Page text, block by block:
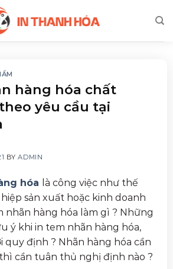
hàng hóa chất
yêu cầu tại
BYADMIN
hóa là công việc như thế
sản xuất hoặc kinh doanh
nhãn hàng hóa làm gì ? Những
ý khi in tem nhãn hàng hóa,
quy định ? Nhãn hàng hóa cần
cần tuân thủ nghị định nào ?